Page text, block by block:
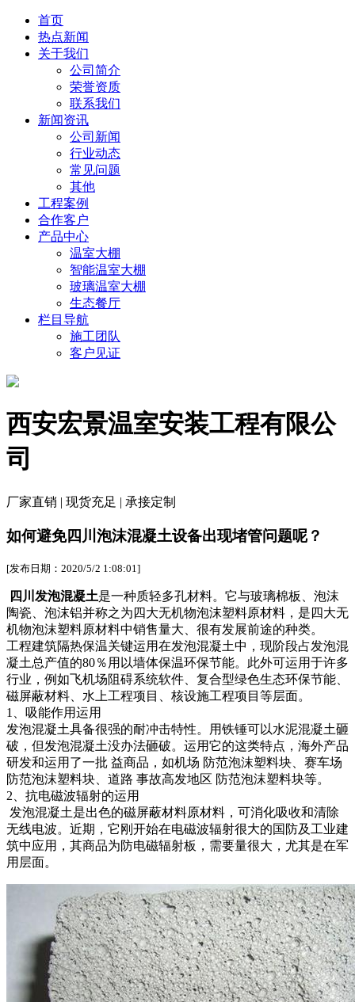
首页
热点新闻
关于我们
公司简介
荣誉资质
联系我们
新闻资讯
公司新闻
行业动态
常见问题
其他
工程案例
合作客户
产品中心
温室大棚
智能温室大棚
玻璃温室大棚
生态餐厅
栏目导航
施工团队
客户见证
西安宏景温室安装工程有限公
司
厂家直销 | 现货充足 | 承接定制
如何避免四川泡沫混凝土设备出现堵管问题呢？
[发布日期：2020/5/2 1:08:01]
四川发泡混凝土是一种质轻多孔材料。它与玻璃棉板、泡沫
陶瓷、泡沫铝并称之为四大无机物泡沫塑料原材料，是四大无
机物泡沫塑料原材料中销售量大、很有发展前途的种类。
工程建筑隔热保温关键运用在发泡混凝土中，现阶段占发泡混
凝土总产值的80％用以墙体保温环保节能。此外可运用于许多
行业，例如飞机场阻碍系统软件、复合型绿色生态环保节能、
磁屏蔽材料、水上工程项目、核设施工程项目等层面。
1、吸能作用运用
发泡混凝土具备很强的耐冲击特性。用铁锤可以水泥混凝土砸
破，但发泡混凝土没办法砸破。运用它的这类特点，海外产品
研发和运用了一批 益商品，如机场 防范泡沫塑料块、赛车场
防范泡沫塑料块、道路 事故高发地区 防范泡沫塑料块等。
2、抗电磁波辐射的运用
发泡混凝土是出色的磁屏蔽材料原材料，可消化吸收和清除
无线电波。近期，它刚开始在电磁波辐射很大的国防及工业建
筑中应用，其商品为防电磁辐射板，需要量很大，尤其是在军
用层面。